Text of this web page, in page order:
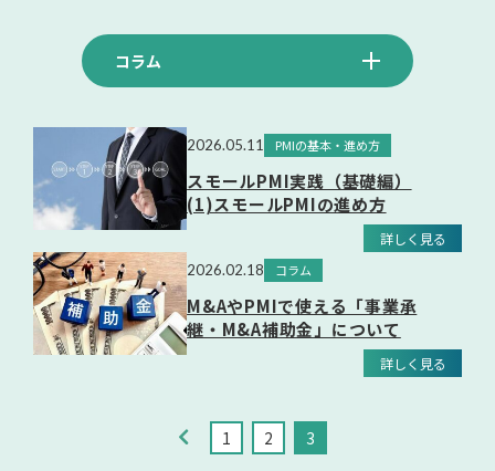
コラム
2026.05.11 PMIの基本・進め方
スモールPMI実践（基礎編）
(1)スモールPMIの進め方
2026.02.18 コラム
M&AやPMIで使える「事業承
継・M&A補助金」について
1 2 3